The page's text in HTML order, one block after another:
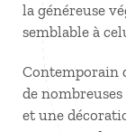
la généreuse
semblable à
Contemporain
de
et une